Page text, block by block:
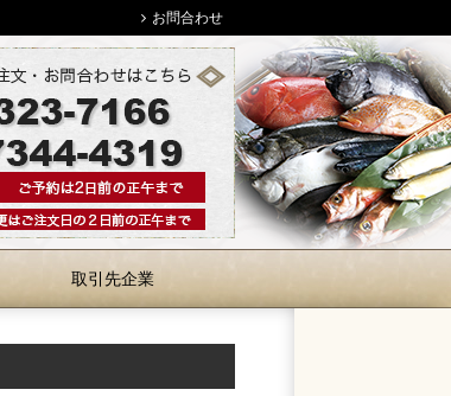
お問合わせ
取引先企業